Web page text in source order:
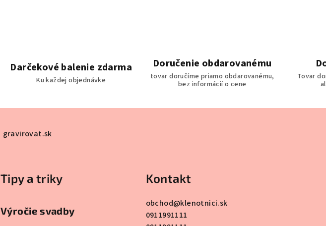
Darčekové balenie zdarma
Ku každej objednávke
Doručenie obdarovanému
tovar doručíme priamo obdarovanému,
bez informácií o cene
Tovar
gravirovat.sk
Tipy a triky
Výročie svadby
Kontakt
obchod@klenotnici.sk
0911991111